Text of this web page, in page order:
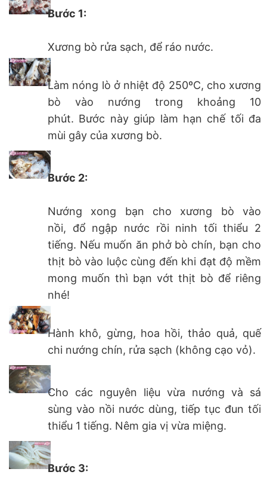
Bước 1:
Xương bò rửa sạch, để ráo nước.
Làm nóng lò ở nhiệt độ 250ºC, cho xương
bò vào nướng trong khoảng 10
phút. Bước này giúp làm hạn chế tối đa
mùi gây của xương bò.
Bước 2:
Nướng xong bạn cho xương bò vào
nồi, đổ ngập nước rồi ninh tối thiểu 2
tiếng. Nếu muốn ăn phở bò chín, bạn cho
thịt bò vào luộc cùng đến khi đạt độ mềm
mong muốn thì bạn vớt thịt bò để riêng
nhé!
Hành khô, gừng, hoa hồi, thảo quả, quế
chi nướng chín, rửa sạch (không cạo vỏ).
Cho các nguyên liệu vừa nướng và sá
sùng vào nồi nước dùng, tiếp tục đun tối
thiểu 1 tiếng. Nêm gia vị vừa miệng.
Bước 3: